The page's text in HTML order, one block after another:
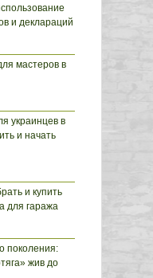
и деклараций
мастеров в
украинцев в
и начать
и купить
для гаража
поколения:
жив до